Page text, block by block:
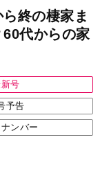
終の棲家ま
代からの家
号
予告
ンバー